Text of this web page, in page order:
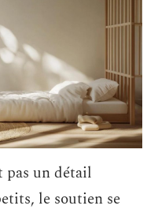
pas un détail
le soutien se